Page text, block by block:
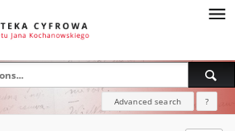
Advanced search ?